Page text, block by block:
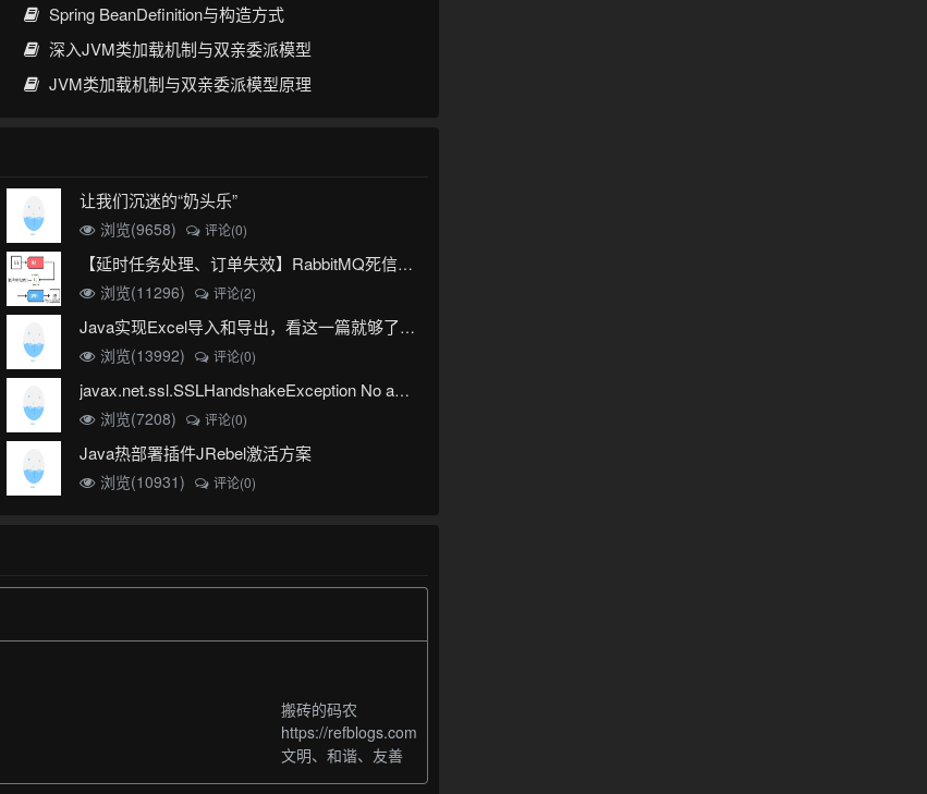
Spring BeanDefinition与构造方式
深入JVM类加载机制与双亲委派模型
JVM类加载机制与双亲委派模型原理
让我们沉迷的“奶头乐”
浏览(9658) 评论(0)
【延时任务处理、订单失效】RabbitMQ死信队列实现
浏览(11296)
评论(2)
Java实现Excel导入和导出，看这一篇就够了(珍藏版)
浏览(13992)
评论(0)
javax.net.ssl.SSLHandshakeException No appropriate protocol (protocol is disabled or cipher suites are inappropriate)错误
浏览(7208)
评论(0)
Java热部署插件JRebel激活方案
浏览(10931) 评论(0)
搬砖的码农
https://refblogs.com
文明、和谐、友善